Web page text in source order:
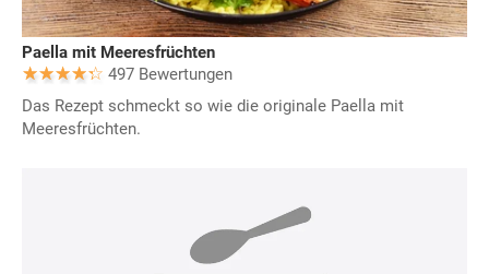
Paella mit Meeresfrüchten
497 Bewertungen
Das Rezept schmeckt so wie die originale Paella mit
Meeresfrüchten.